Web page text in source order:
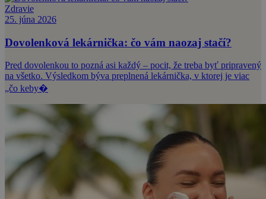
Zdravie
25. júna 2026
Dovolenková lekárnička: čo vám naozaj stačí?
Pred dovolenkou to pozná asi každý – pocit, že treba byť pripravený
na všetko. Výsledkom býva preplnená lekárnička, v ktorej je viac
„čo keby�